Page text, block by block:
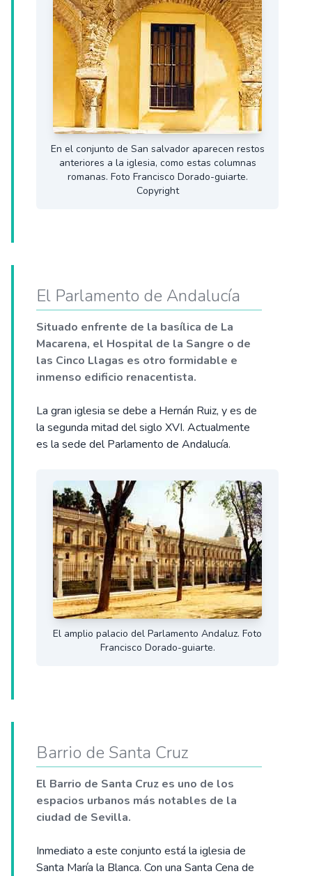
En el conjunto de San salvador aparecen restos
anteriores a la iglesia, como estas columnas
romanas. Foto Francisco Dorado-guiarte.
Copyright
El Parlamento de Andalucía
Situado enfrente de la basílica de La
Macarena, el Hospital de la Sangre o de
las Cinco Llagas es otro formidable e
inmenso edificio renacentista.
La gran iglesia se debe a Hernán Ruiz, y es de
la segunda mitad del siglo XVI. Actualmente
es la sede del Parlamento de Andalucía.
El amplio palacio del Parlamento Andaluz. Foto
Francisco Dorado-guiarte.
Barrio de Santa Cruz
El Barrio de Santa Cruz es uno de los
espacios urbanos más notables de la
ciudad de Sevilla.
Inmediato a este conjunto está la iglesia de
Santa María la Blanca. Con una Santa Cena de